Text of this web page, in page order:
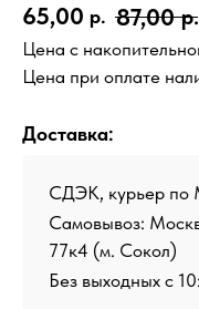
65,00 р. 87,00 р.
Цена с
Цена при оплате
Доставка:
СДЭК, курьер по
Самовывоз:
77к4 (м. Сокол)
Без выходных с